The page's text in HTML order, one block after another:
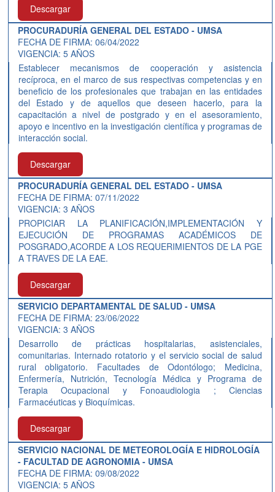
Descargar
PROCURADURÍA GENERAL DEL ESTADO - UMSA
FECHA DE FIRMA: 06/04/2022
VIGENCIA: 5 AÑOS
Establecer mecanismos de cooperación y asistencia
recíproca, en el marco de sus respectivas competencias y en
beneficio de los profesionales que trabajan en las entidades
del Estado y de aquellos que deseen hacerlo, para la
capacitación a nivel de postgrado y en el asesoramiento,
apoyo e incentivo en la investigación científica y programas de
interacción social.
Descargar
PROCURADURÍA GENERAL DEL ESTADO - UMSA
FECHA DE FIRMA: 07/11/2022
VIGENCIA: 3 AÑOS
PROPICIAR LA PLANIFICACIÓN,IMPLEMENTACIÓN Y
EJECUCIÓN DE PROGRAMAS ACADÉMICOS DE
POSGRADO,ACORDE A LOS REQUERIMIENTOS DE LA PGE
A TRAVES DE LA EAE.
Descargar
SERVICIO DEPARTAMENTAL DE SALUD - UMSA
FECHA DE FIRMA: 23/06/2022
VIGENCIA: 3 AÑOS
Desarrollo de prácticas hospitalarias, asistenciales,
comunitarias. Internado rotatorio y el servicio social de salud
rural obligatorio. Facultades de Odontólogo; Medicina,
Enfermería, Nutrición, Tecnología Médica y Programa de
Terapia Ocupacional y Fonoaudiologia ; Ciencias
Farmacéuticas y Bioquímicas.
Descargar
SERVICIO NACIONAL DE METEOROLOGÍA E HIDROLOGÍA
- FACULTAD DE AGRONOMIA - UMSA
FECHA DE FIRMA: 09/08/2022
VIGENCIA: 5 AÑOS